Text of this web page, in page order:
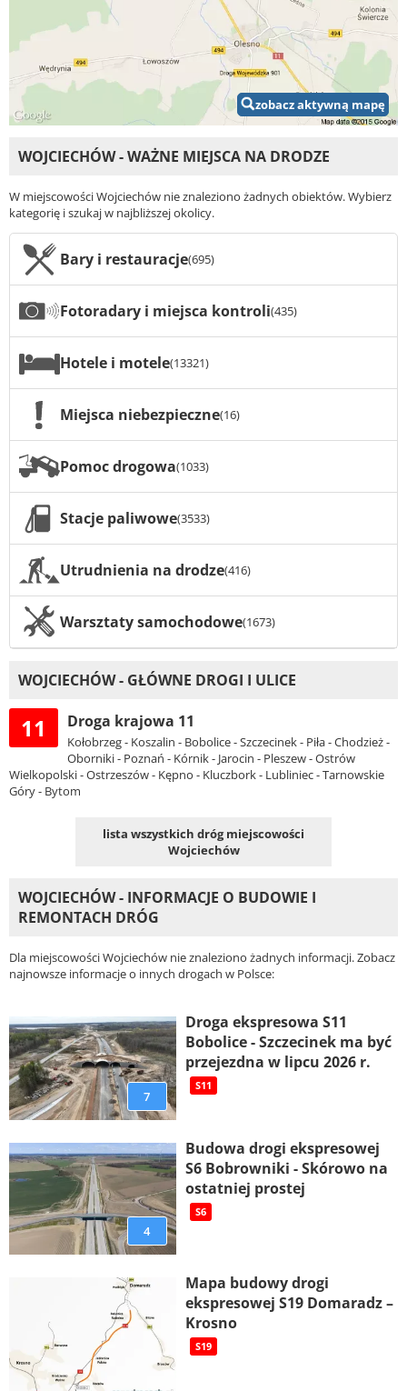
zobacz aktywną mapę
WOJCIECHÓW - WAŻNE MIEJSCA NA DRODZE
W miejscowości Wojciechów nie znaleziono żadnych obiektów. Wybierz
kategorię i szukaj w najbliższej okolicy.
Bary i restauracje(695)
Fotoradary i miejsca kontroli(435)
Hotele i motele(13321)
Miejsca niebezpieczne(16)
Pomoc drogowa(1033)
Stacje paliwowe(3533)
Utrudnienia na drodze(416)
Warsztaty samochodowe(1673)
WOJCIECHÓW - GŁÓWNE DROGI I ULICE
11 Droga krajowa 11
Kołobrzeg - Koszalin - Bobolice - Szczecinek - Piła - Chodzież -
Oborniki - Poznań - Kórnik - Jarocin - Pleszew - Ostrów
Wielkopolski - Ostrzeszów - Kępno - Kluczbork - Lubliniec - Tarnowskie
Góry - Bytom
lista wszystkich dróg miejscowości
Wojciechów
WOJCIECHÓW - INFORMACJE O BUDOWIE I
REMONTACH DRÓG
Dla miejscowości Wojciechów nie znaleziono żadnych informacji. Zobacz
najnowsze informacje o innych drogach w Polsce:
7
Droga ekspresowa S11
Bobolice - Szczecinek ma być
przejezdna w lipcu 2026 r.
S11
4
Budowa drogi ekspresowej
S6 Bobrowniki - Skórowo na
ostatniej prostej
S6
Mapa budowy drogi
ekspresowej S19 Domaradz –
Krosno
S19